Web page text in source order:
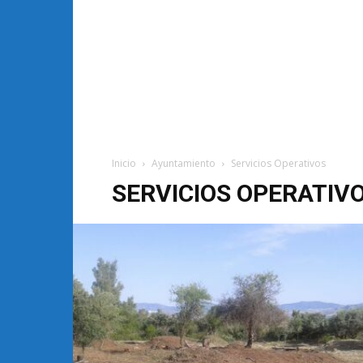
Inicio Ayuntamiento Servicios Operativos
SERVICIOS